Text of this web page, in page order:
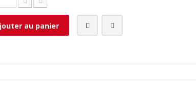
au panier